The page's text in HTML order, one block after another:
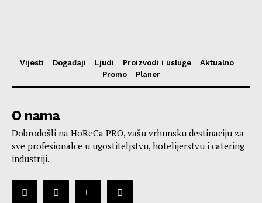
Vijesti Događaji Ljudi Proizvodi i usluge
Aktualno
Promo
Planer
O nama
Dobrodošli na HoReCa PRO, vašu vrhunsku destinaciju za
sve profesionalce u ugostiteljstvu, hotelijerstvu i catering
industriji.